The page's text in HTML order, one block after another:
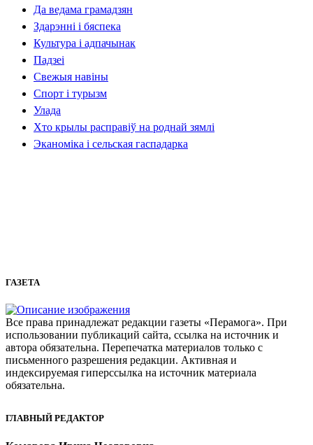
Да ведама грамадзян
Здарэнні і бяспека
Культура і адпачынак
Падзеі
Свежыя навіны
Спорт і турызм
Улада
Хто крылы расправіў на роднай зямлі
Эканоміка і сельская гаспадарка
ГАЗЕТА
Все права принадлежат редакции газеты «Перамога». При
использовании публикаций сайта, ссылка на источник и
автора обязательна. Перепечатка материалов только с
письменного разрешения редакции. Активная и
индексируемая гиперссылка на источник материала
обязательна.
ГЛАВНЫЙ РЕДАКТОР